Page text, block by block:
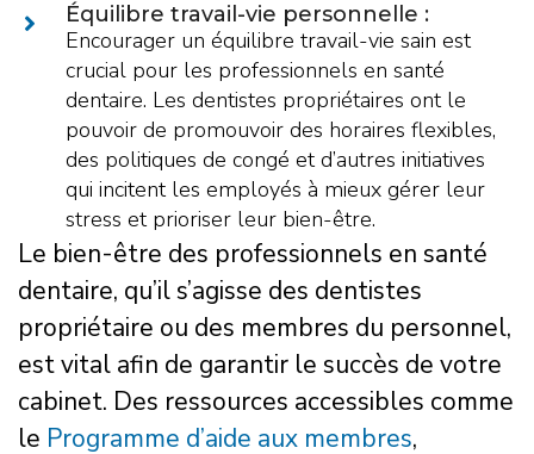
Équilibre travail-vie personnelle :
Encourager un équilibre travail-vie sain est
crucial pour les professionnels en santé
dentaire. Les dentistes propriétaires ont le
pouvoir de promouvoir des horaires flexibles,
des politiques de congé et d’autres initiatives
qui incitent les employés à mieux gérer leur
stress et prioriser leur bien-être.
Le bien-être des professionnels en santé
dentaire, qu’il s’agisse des dentistes
propriétaire ou des membres du personnel,
est vital afin de garantir le succès de votre
cabinet. Des ressources accessibles comme
le Programme d’aide aux membres,